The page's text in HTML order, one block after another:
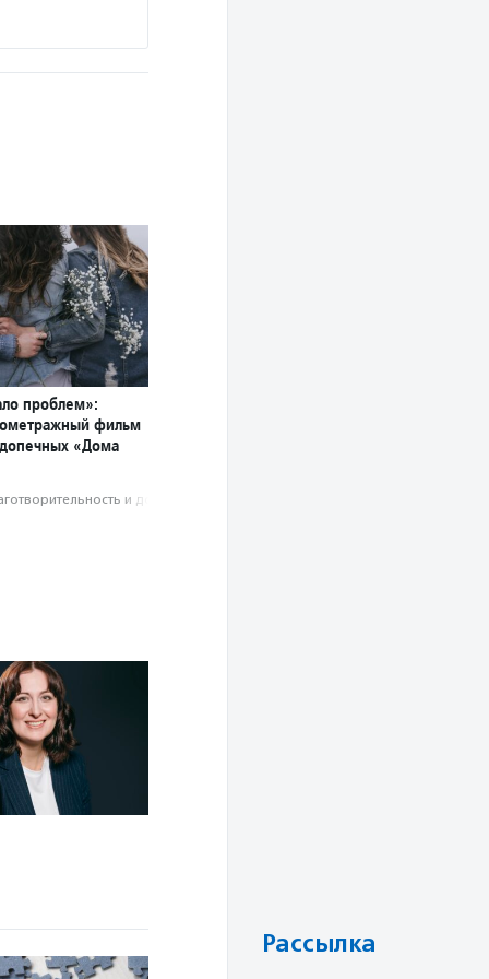
проблем»:
фильм
«Дома
и доброволь­чест­во
Рассылка